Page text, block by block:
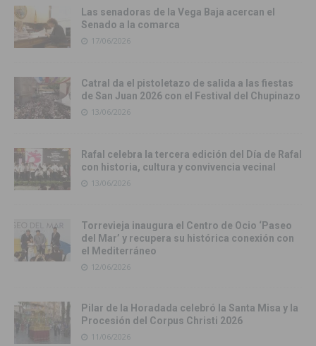
Las senadoras de la Vega Baja acercan el
Senado a la comarca
17/06/2026
Catral da el pistoletazo de salida a las fiestas
de San Juan 2026 con el Festival del Chupinazo
13/06/2026
Rafal celebra la tercera edición del Día de Rafal
con historia, cultura y convivencia vecinal
13/06/2026
Torrevieja inaugura el Centro de Ocio ‘Paseo
del Mar’ y recupera su histórica conexión con
el Mediterráneo
12/06/2026
Pilar de la Horadada celebró la Santa Misa y la
Procesión del Corpus Christi 2026
11/06/2026